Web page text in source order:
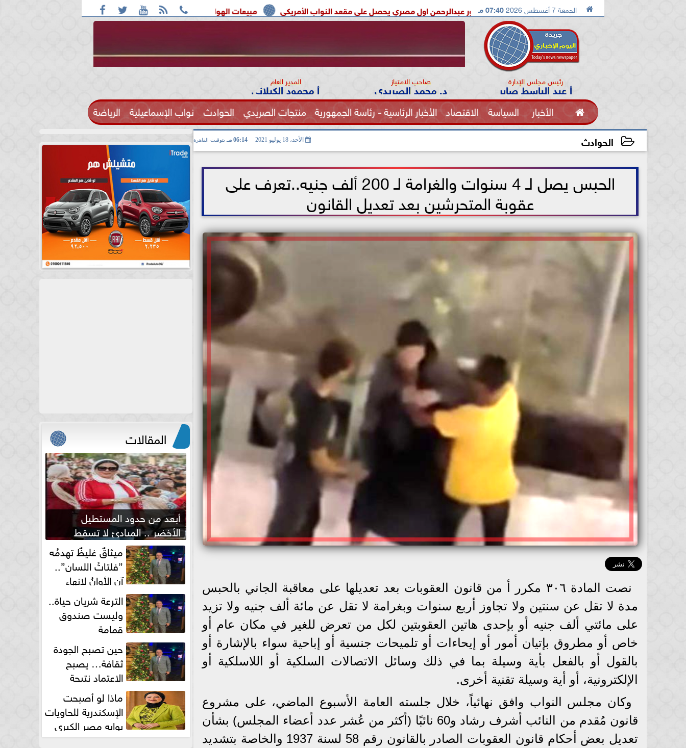
      الجمعة 7 أغسطس 2026 07:40 مـ مبيعات الهواتف القابلة للطى تقفز 20% فى 2026.. و«iPhone Ultra» يقود موجة النمو دكتور عبدالرحمن اول مصري يحصل على مقعد النواب الأمريكي التحالف السعودى الباكستاني التركي
رئيس مجلس الإدارة
أ عبد الباسط صابر صاحب الامتياز
د. محمد الصريدي المدير العام
أ محمود الكيلاني
 الأخبار السياسة الاقتصاد الأخبار الرئاسية - رئاسة الجمهورية منتجات الصريدي الحوادث نواب الإسماعيلية الرياضة
الفنون الصحة الحوادث الأحد، 18 يوليو 2021 06:14 مـ بتوقيت القاهرة
الحبس يصل لـ 4 سنوات والغرامة لـ 200 ألف جنيه..تعرف على
عقوبة المتحرشين بعد تعديل القانون
نصت المادة ٣٠٦ مكرر أ من قانون العقوبات بعد تعديلها على معاقبة الجاني بالحبس
مدة لا تقل عن سنتين ولا تجاوز أربع سنوات وبغرامة لا تقل عن مائة ألف جنيه ولا تزيد
على مائتي ألف جنيه أو بإحدى هاتين العقوبتين لكل من تعرض للغير في مكان عام أو
خاص أو مطروق بإتيان أمور أو إيحاءات أو تلميحات جنسية أو إباحية سواء بالإشارة أو
بالقول أو بالفعل بأية وسيلة بما في ذلك وسائل الاتصالات السلكية أو اللاسلكية أو
الإلكترونية، أو أية وسيلة تقنية أخرى.
وكان مجلس النواب وافق نهائياً، خلال جلسته العامة الأسبوع الماضي، على مشروع
قانون مُقدم من النائب أشرف رشاد و60 نائبًا (أكثر من عُشر عدد أعضاء المجلس) بشأن
تعديل بعض أحكام قانون العقوبات الصادر بالقانون رقم 58 لسنة 1937 والخاصة بتشديد
المقالات
أبعد من حدود المستطيل
الأخضر .. المبادئ لا تسقط
بصفارة الحكم ميثاقٌ غليظٌ تهدمُه
”فلتاتُ اللسان”..
آن الأوانُ لإنهاءِ
فوضى الطلاق الشفهي!الترعة شريان حياة..
وليست صندوق
قمامة
حين تصبح الجودة
ثقافة… يصبح
الاعتماد نتيجة
طبيعية
ماذا لو أصبحت
الإسكندرية للحاويات
بوابه مصر الكبري
للتجارة العالمية بقلم د...